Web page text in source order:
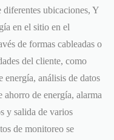
diferentes ubicaciones, Y
en el sitio en el
de formas cableadas o
del cliente, como
energía, análisis de datos
ahorro de energía, alarma
y salida de varios
de monitoreo se